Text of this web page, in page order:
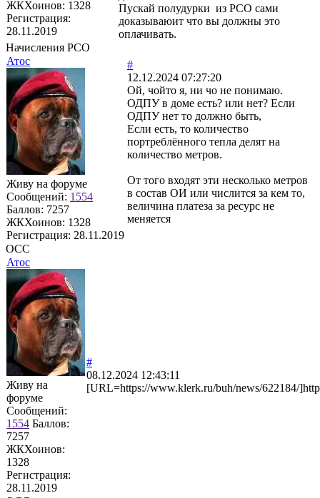
ЖКХоинов: 1328
Регистрация:
28.11.2019
Пускай полудурки из РСО сами
доказываюит что вы должны это
оплачивать.
Начисления РСО
Атос
Живу на форуме
Сообщений: 1554
Баллов: 7257
ЖКХоинов: 1328
Регистрация: 28.11.2019
#
12.12.2024 07:27:20
Ой, чойто я, ни чо не понимаю.
ОДПУ в доме есть? или нет? Если
ОДПУ нет то должно быть,
Если есть, то количество
портреблённого тепла делят на
количество метров.
От того входят эти несколько метров
в состав ОИ или числится за кем то,
величина платеза за ресурс не
меняется
ОСС
Атос
Живу на
форуме
Сообщений:
1554 Баллов:
7257
ЖКХоинов:
1328
Регистрация:
28.11.2019
#
08.12.2024 12:43:11
[URL=https://www.klerk.ru/buh/news/622184/